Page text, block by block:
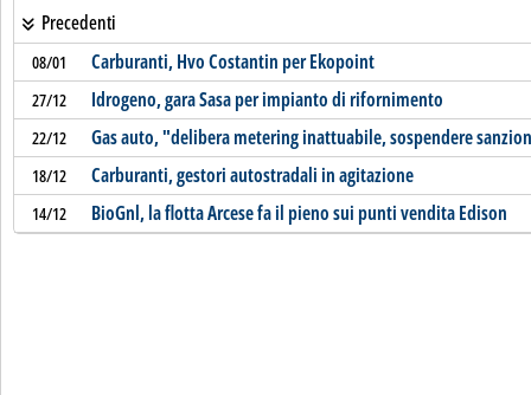
Precedenti
08/01 Carburanti, Hvo Costantin per Ekopoint
27/12 Idrogeno, gara Sasa per impianto di rifornimento
22/12 Gas auto, "delibera metering inattuabile, sospendere
18/12 Carburanti, gestori autostradali in agitazione
14/12 BioGnl, la flotta Arcese fa il pieno sui punti vendita Edison